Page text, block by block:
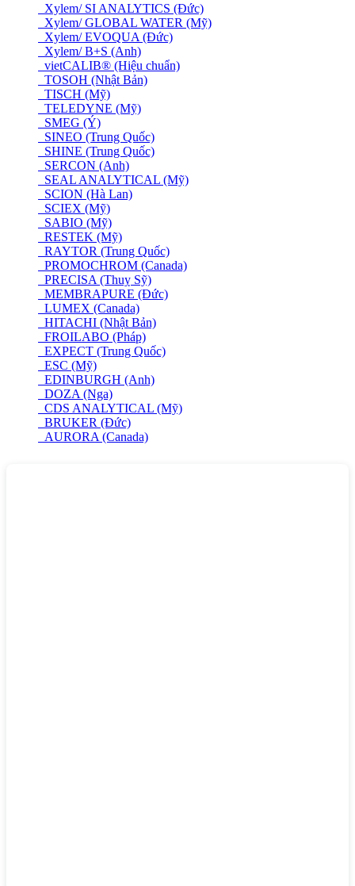
Xylem/ SI ANALYTICS (Đức)
Xylem/ GLOBAL WATER (Mỹ)
Xylem/ EVOQUA (Đức)
Xylem/ B+S (Anh)
vietCALIB® (Hiệu chuẩn)
TOSOH (Nhật Bản)
TISCH (Mỹ)
TELEDYNE (Mỹ)
SMEG (Ý)
SINEO (Trung Quốc)
SHINE (Trung Quốc)
SERCON (Anh)
SEAL ANALYTICAL (Mỹ)
SCION (Hà Lan)
SCIEX (Mỹ)
SABIO (Mỹ)
RESTEK (Mỹ)
RAYTOR (Trung Quốc)
PROMOCHROM (Canada)
PRECISA (Thuỵ Sỹ)
MEMBRAPURE (Đức)
LUMEX (Canada)
HITACHI (Nhật Bản)
FROILABO (Pháp)
EXPECT (Trung Quốc)
ESC (Mỹ)
EDINBURGH (Anh)
DOZA (Nga)
CDS ANALYTICAL (Mỹ)
BRUKER (Đức)
AURORA (Canada)